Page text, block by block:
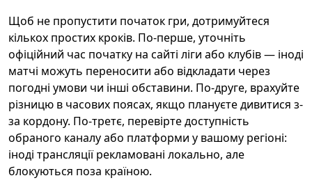
Щоб не пропустити початок гри, дотримуйтеся
кількох простих кроків. По-перше, уточніть
офіційний час початку на сайті ліги або клубів — іноді
матчі можуть переносити або відкладати через
погодні умови чи інші обставини. По-друге, врахуйте
різницю в часових поясах, якщо плануєте дивитися з-
за кордону. По-третє, перевірте доступність
обраного каналу або платформи у вашому регіоні:
іноді трансляції рекламовані локально, але
блокуються поза країною.